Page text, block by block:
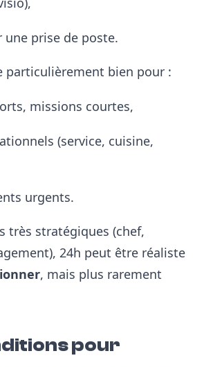
prise de poste.
particulièrement bien pour :
missions courtes,
(service, cuisine,
urgents.
très stratégiques (chef,
24h peut être réaliste
, mais plus rarement
pour